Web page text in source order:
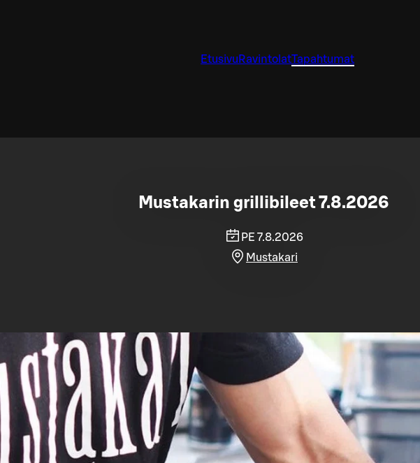
Etusivu RavintolatTapahtumat
Mustakarin grillibileet 7.8.2026
PE 7.8.2026
Mustakari